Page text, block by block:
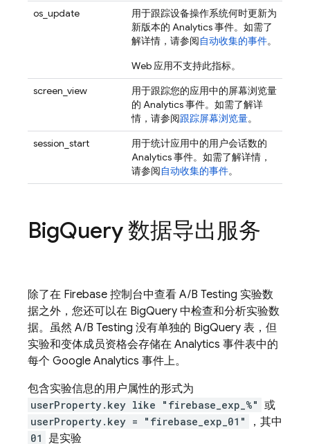
os_update
用于跟踪设备操作系统何时更新为
新版本的 Analytics事件。如需了
解详情，请参阅自动收集的事件。
Web 应用不支持此指标。
screen_view
用于跟踪您的应用中的屏幕浏览量
的 Analytics事件。如需了解详
情，请参阅跟踪屏幕浏览量。
session_start
用于统计应用中的用户会话数的
Analytics事件。如需了解详情，
请参阅自动收集的事件。
BigQuery 数据导出服务
除了在 Firebase 控制台中查看 A/B Testing 实验数
据之外，您还可以在 BigQuery 中检查和分析实验数
据。虽然 A/B Testing 没有单独的 BigQuery 表，但
实验和变体成员资格会存储在 Analytics 事件表中的
每个 Google Analytics 事件上。
包含实验信息的用户属性的形式为
userProperty.key like "firebase_exp_%" 或
userProperty.key = "firebase_exp_01" ，其中
01
是实验